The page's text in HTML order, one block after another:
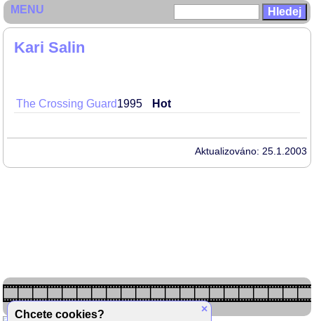
Kari Salin
The Crossing Guard1995 Hot
Aktualizováno: 25.1.2003
MENU
×
Chcete cookies?